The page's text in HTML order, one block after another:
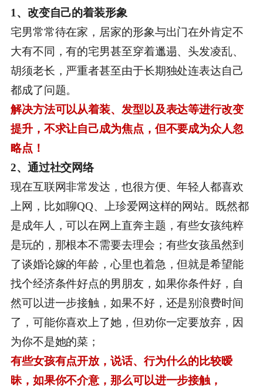
1、改变自己的着装形象
宅男常常待在家，居家的形象与出门在外肯定不
大有不同，有的宅男甚至穿着邋遢、头发凌乱、
胡须老长，严重者甚至由于长期独处连表达自己
都成了问题。
解决方法可以从着装、发型以及表达等进行改变
提升，不求让自己成为焦点，但不要成为众人忽
略点！
2、通过社交网络
现在互联网非常发达，也很方便、年轻人都喜欢
上网，比如聊QQ、上珍爱网这样的网站。既然都
是成年人，可以在网上直奔主题，有些女孩纯粹
是玩的，那根本不需要去理会；有些女孩虽然到
了谈婚论嫁的年龄，心里也着急，但就是希望能
找个经济条件好点的男朋友，如果你条件好，自
然可以进一步接触，如果不好，还是别浪费时间
了，可能你喜欢上了她，但劝你一定要放弃，因
为你不是她的菜；
有些女孩有点开放，说话、行为什么的比较暧
昧，如果你不介意，那么可以进一步接触，